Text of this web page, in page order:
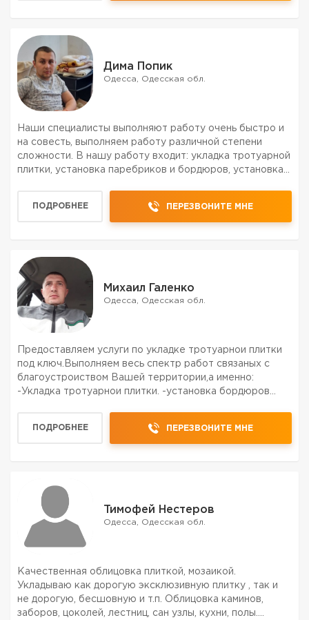
Дима Попик
Одесса, Одесская обл.
Наши специалисты выполняют работу очень быстро и
на совесть, выполняем работу различной степени
сложности. В нашу работу входит: укладка тротуарной
плитки, установка паребриков и бордюров, установка
ПОДРОБНЕЕ ПЕРЕЗВОНИТЕ МНЕ
Михаил Галенко
Одесса, Одесская обл.
Предоставляем услуги по укладке тротуарнои плитки
под ключ.Выполняем весь спектр работ связаных с
благоустроиством Вашей территории,а именно:
-Укладка тротуарнои плитки. -установка бордюров
асфал...
ПОДРОБНЕЕ ПЕРЕЗВОНИТЕ МНЕ
Тимофей Нестеров
Одесса, Одесская обл.
Качественная облицовка плиткой, мозаикой.
Укладываю как дорогую эксклюзивную плитку , так и
не дорогую, бесшовную и т.п. Облицовка каминов,
заборов, цоколей, лестниц, сан узлы, кухни, полы.